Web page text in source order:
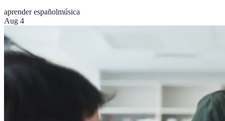
aprender españolmúsica
Aug 4